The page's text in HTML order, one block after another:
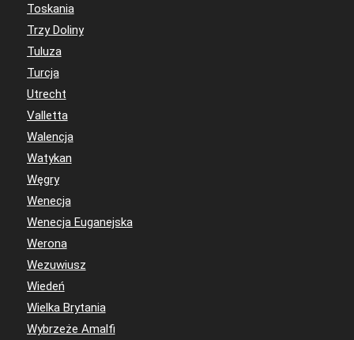
Toskania
Trzy Doliny
Tuluza
Turcja
Utrecht
Valletta
Walencja
Watykan
Węgry
Wenecja
Wenecja Euganejska
Werona
Wezuwiusz
Wiedeń
Wielka Brytania
Wybrzeże Amalfi